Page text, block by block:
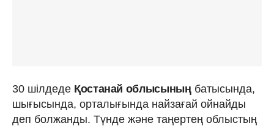
30 шілдеде Қостанай облысыныңбатысында,
шығысында, орталығында найзағай ойнайды
деп болжанды. Түнде және таңертең облыстың